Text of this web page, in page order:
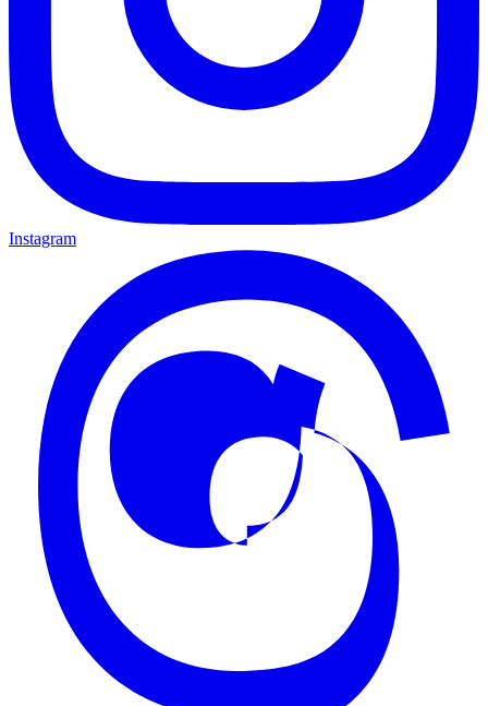
Instagram